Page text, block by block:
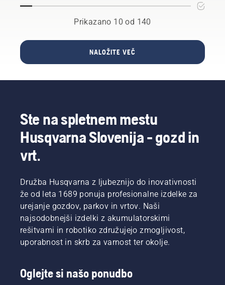
usposobljenih
To je
naša
ekipa H-
sistem
verige
verižne
pravilno.
Zaženite
verižno
žago in
zavora
verige
izključena.
Priganjajte
motor
verižne
žage
stran od
debla
izdelane
so tam,
vse
nekoč
Huskvarni
zanima,
zakaj?
Zgodba
koncu.
Najpomembnejši
cilj naših
raziskav
in
razvoja
je bil čim
za vas.
Prikazano 10 od 140
NALOŽITE VEČ
Ste na spletnem mestu
Husqvarna Slovenija - gozd in
vrt.
Družba Husqvarna z ljubeznijo do inovativnosti
že od leta 1689 ponuja profesionalne izdelke za
urejanje gozdov, parkov in vrtov. Naši
najsodobnejši izdelki z akumulatorskimi
rešitvami in robotiko združujejo zmogljivost,
uporabnost in skrb za varnost ter okolje.
Oglejte si našo ponudbo